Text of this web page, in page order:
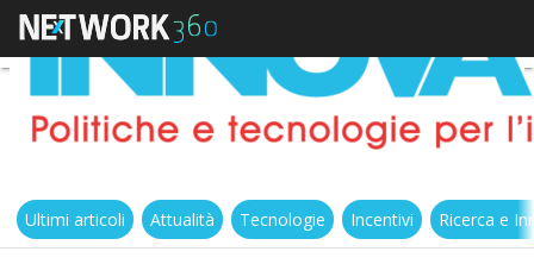
Ultimi articoli Attualità Tecnologie Incentivi Ricerca e